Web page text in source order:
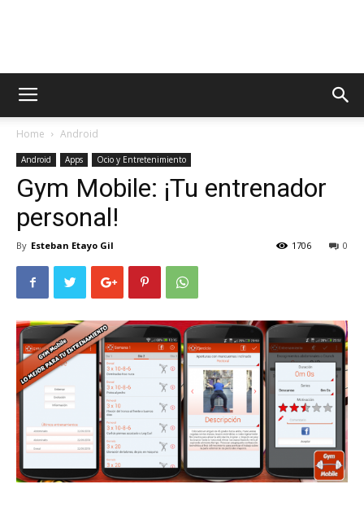
AppsTonic
Home Android
Android Apps Ocio y Entretenimiento
Gym Mobile: ¡Tu entrenador
personal!
By Esteban Etayo Gil 0
1706